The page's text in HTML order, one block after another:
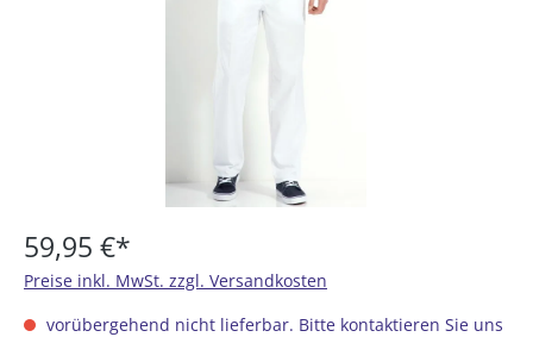
59,95 €*
Preise inkl. MwSt. zzgl. Versandkosten
vorübergehend nicht lieferbar. Bitte kontaktieren Sie uns